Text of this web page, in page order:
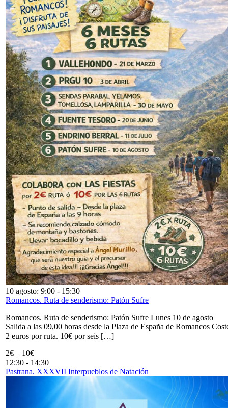
10 agosto: 9:00 - 15:30
Romancos. Ruta de senderismo: Patón Sufre
Romancos. Ruta de senderismo: Patón Sufre Lunes 10 de agosto
Salida a las 09,00 horas desde la Plaza de España de Romancos
2 euros por ruta. 10€ por seis […]
2€ – 10€
12:30 - 14:30
Pastrana. XXXVII Interpueblos de Natación